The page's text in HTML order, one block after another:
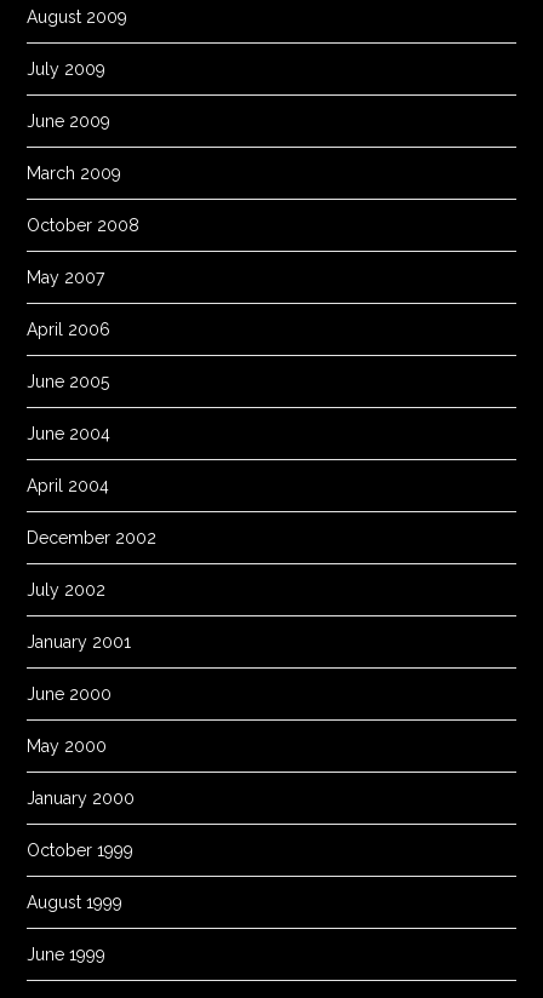
August 2009
July 2009
June 2009
March 2009
October 2008
May 2007
April 2006
June 2005
June 2004
April 2004
December 2002
July 2002
January 2001
June 2000
May 2000
January 2000
October 1999
August 1999
June 1999